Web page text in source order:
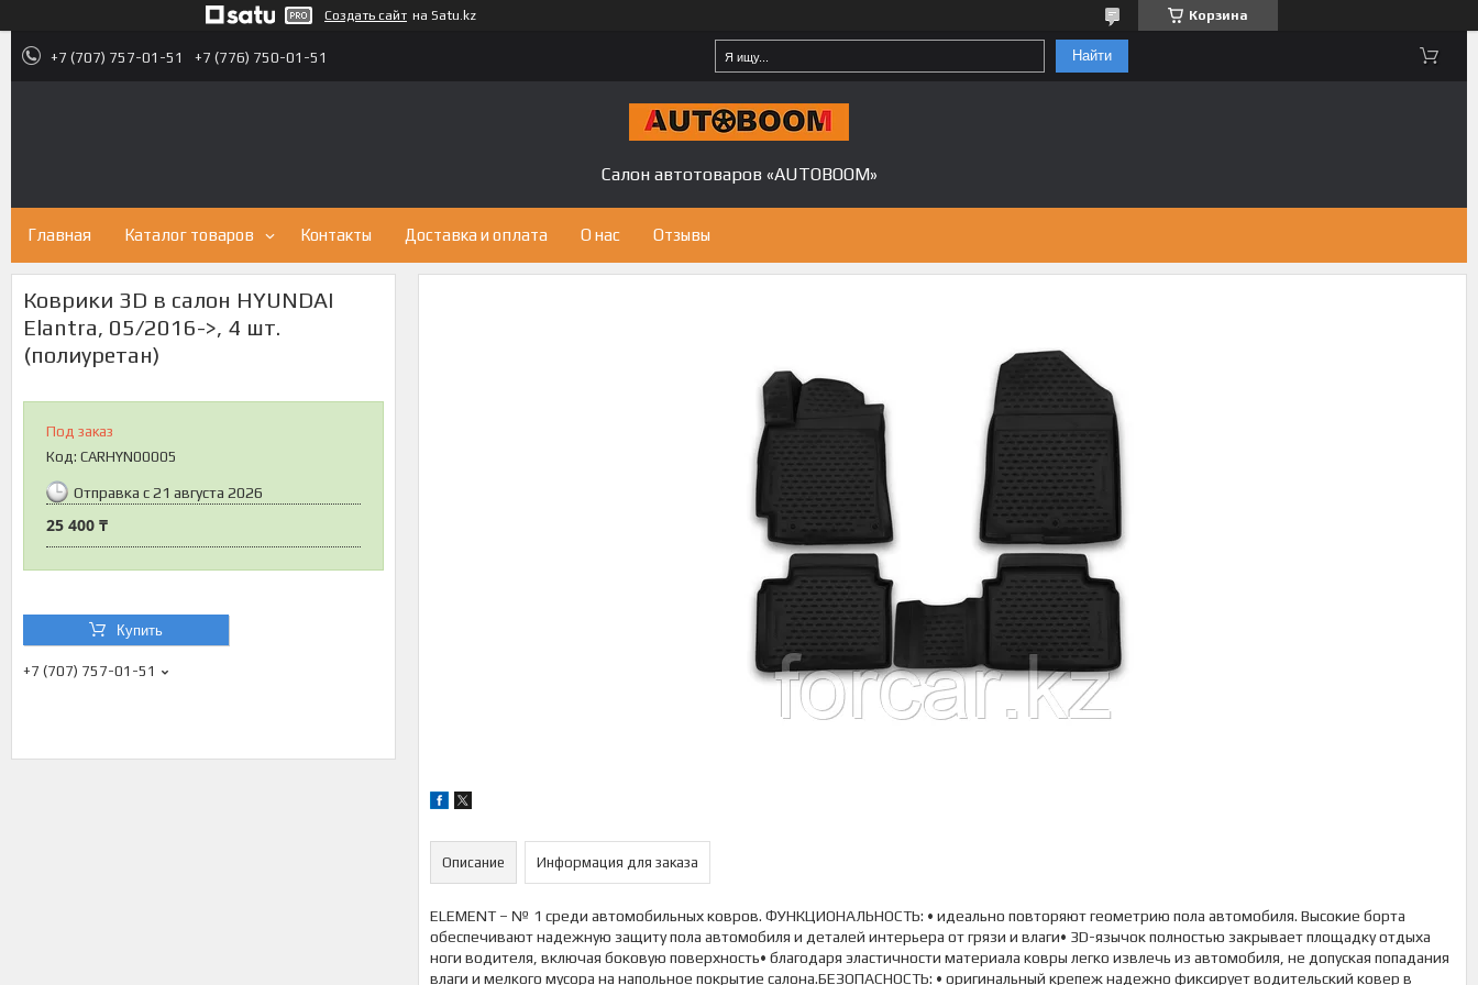
Создать сайт на Satu.kz Корзина
+7 (707) 757-01-51 +7 (776) 750-01-51 Найти
Салон автотоваров «AUTOBOOM»
Главная Каталог товаров Контакты Доставка и оплата О нас Отзывы
Коврики 3D в салон HYUNDAI
Elantra, 05/2016->, 4 шт.
(полиуретан)
Под заказ
Код: CARHYN00005
Отправка с 21 августа 2026
25 400 ₸
Купить
+7 (707) 757-01-51
Описание Информация для заказа
ELEMENT – № 1 среди автомобильных ковров. ФУНКЦИОНАЛЬНОСТЬ: • идеально повторяют геометрию пола автомобиля. Высокие борта
обеспечивают надежную защиту пола автомобиля и деталей интерьера от грязи и влаги• 3D-язычок полностью закрывает площадку отдыха
ноги водителя, включая боковую поверхность• благодаря эластичности материала ковры легко извлечь из автомобиля, не допуская попадания
влаги и мелкого мусора на напольное покрытие салона.БЕЗОПАСНОСТЬ: • оригинальный крепеж надежно фиксирует водительский ковер в